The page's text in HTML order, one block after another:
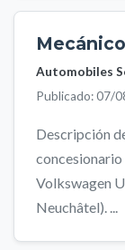
Automobiles
Publicado: 07/
Descripción
concesionario
Volkswagen
Neuchâtel). ...